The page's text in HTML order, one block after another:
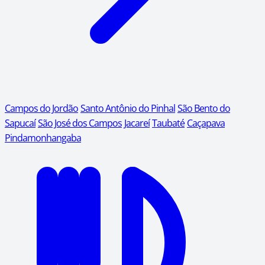
Campos do JordãoSanto Antônio do PinhalSão Bento do
SapucaíSão José dos Campos JacareíTaubaté Caçapava
Pindamonhangaba